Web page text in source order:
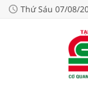
Thứ Sáu 07/08/